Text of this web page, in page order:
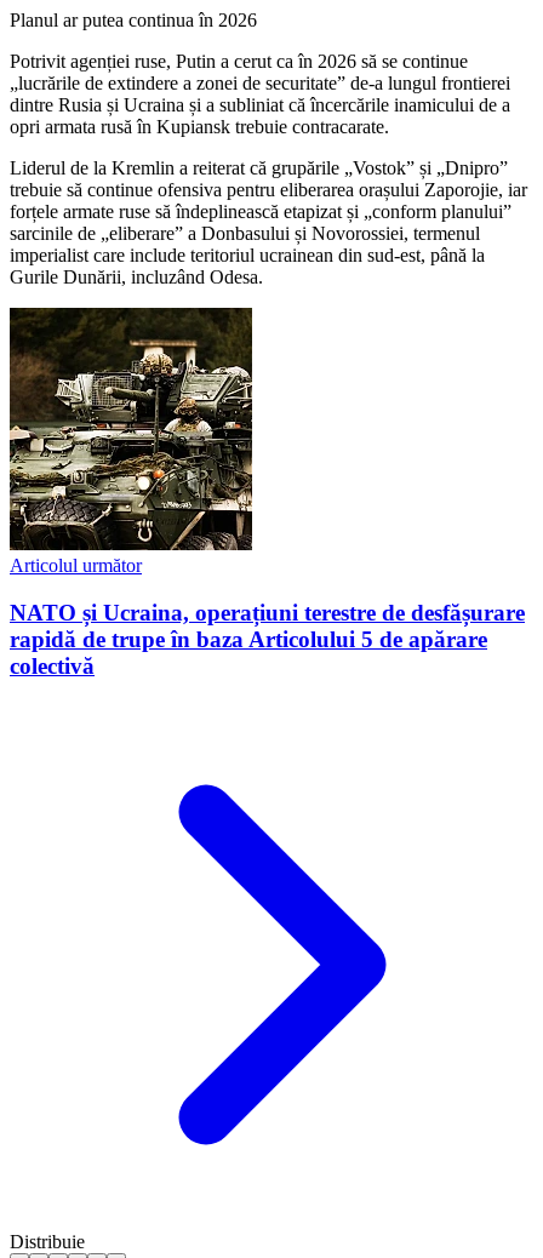
Planul ar putea continua în 2026
Potrivit agenției ruse, Putin a cerut ca în 2026 să se continue
„lucrările de extindere a zonei de securitate” de-a lungul frontierei
dintre Rusia și Ucraina și a subliniat că încercările inamicului de a
opri armata rusă în Kupiansk trebuie contracarate.
Liderul de la Kremlin a reiterat că grupările „Vostok” și „Dnipro”
trebuie să continue ofensiva pentru eliberarea orașului Zaporojie, iar
forțele armate ruse să îndeplinească etapizat și „conform planului”
sarcinile de „eliberare” a Donbasului și Novorossiei, termenul
imperialist care include teritoriul ucrainean din sud-est, până la
Gurile Dunării, incluzând Odesa.
Articolul următor
NATO și Ucraina, operațiuni terestre de desfășurare
rapidă de trupe în baza Articolului 5 de apărare
colectivă
Distribuie